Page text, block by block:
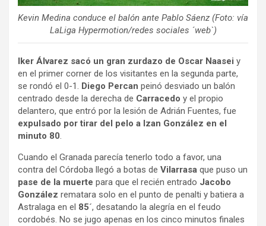
Kevin Medina conduce el balón ante Pablo Sáenz (Foto: vía
LaLiga Hypermotion/redes sociales ´web`)
Iker Álvarez sacó un gran zurdazo de Oscar Naasei y
en el primer corner de los visitantes en la segunda parte,
se rondó el 0-1. Diego Percan peinó desviado un balón
centrado desde la derecha de Carracedo y el propio
delantero, que entró por la lesión de Adrián Fuentes, fue
expulsado por tirar del pelo a Izan González en el
minuto 80.
Cuando el Granada parecía tenerlo todo a favor, una
contra del Córdoba llegó a botas de Vilarrasa que puso un
pase de la muerte para que el recién entrado Jacobo
González rematara solo en el punto de penalti y batiera a
Astralaga en el 85´, desatando la alegría en el feudo
cordobés. No se jugo apenas en los cinco minutos finales